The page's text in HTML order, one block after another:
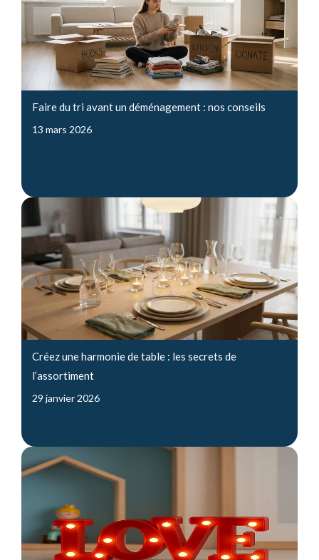
Faire du tri avant un déménagement : nos conseils
13 mars 2026
Créez une harmonie de table : les secrets de
l’assortiment
29 janvier 2026